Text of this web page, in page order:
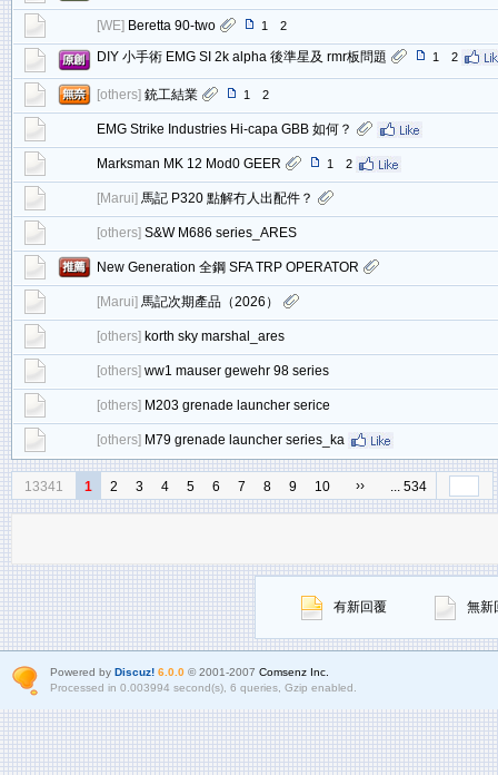
[WE] Beretta 90-two 1 2
DIY 小手術 EMG SI 2k alpha 後準星及 rmr板問題 1 2
[others] 銃工結業 1 2
EMG Strike Industries Hi-capa GBB 如何？
Marksman MK 12 Mod0 GEER 1 2
[Marui] 馬記 P320 點解冇人出配件？
[others] S&W M686 series_ARES
New Generation 全鋼 SFA TRP OPERATOR
[Marui] 馬記次期產品（2026）
[others] korth sky marshal_ares
[others] ww1 mauser gewehr 98 series
[others] M203 grenade launcher serice
[others] M79 grenade launcher series_ka
13341 1 2 3 4 5 6 7 8 9 10 ›› ... 534
有新回覆 無新
Powered by Discuz! 6.0.0© 2001-2007 Comsenz Inc.
Processed in 0.003994 second(s), 6 queries, Gzip enabled.